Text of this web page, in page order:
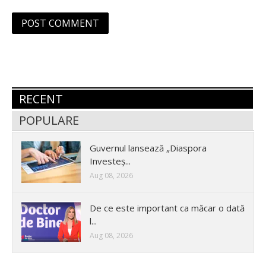
RECENT
POPULARE
Guvernul lansează „Diaspora
Investeș...
Aug 08, 2026
De ce este important ca măcar o dată
l...
Aug 08, 2026